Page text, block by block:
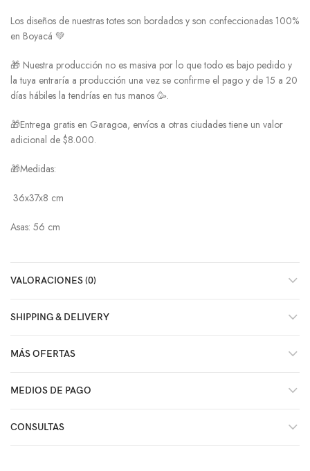
Los diseños de nuestras totes son bordados y son confeccionadas 100%
en Boyacá 💚
🎁 Nuestra producción no es masiva por lo que todo es bajo pedido y
la tuya entraría a producción una vez se confirme el pago y de 15 a 20
días hábiles la tendrías en tus manos 🥳.
🎁Entrega gratis en Garagoa, envíos a otras ciudades tiene un valor
adicional de $8.000.
🎁Medidas:
36x37x8 cm
Asas: 56 cm
VALORACIONES (0)
SHIPPING & DELIVERY
MÁS OFERTAS
MEDIOS DE PAGO
CONSULTAS